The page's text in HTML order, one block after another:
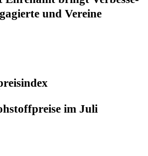
und Vereine
im Juli